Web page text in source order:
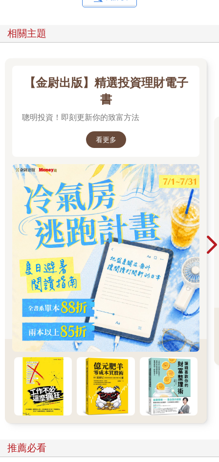
我們人類早已忘記經濟活動是受惠於自然環境才得以成形，毫無
由於我們的生活與環境息息相關，所以若是繼續對環境造成負
」代表的「社會」到底是什麼意思呢？
ESG的「S」指的是「社會（Social）」，大部分的人都不太知道
「社會」的具體意思是什麼，就這點而言，「S（社會）」或許比
「E（環境）」更難以理解。
ESG的「S（社會）」屬於必須整個社會一起了解與解決的問
動、兒童勞動、性騷擾、職權騷擾這類問題。說得更極端一點，
大部分不屬於環境問題的問題都屬於「S（社會）」的問題。
比方說，世界經濟論壇每年都會發表說明男女不平等程度的性別
落差指數，而日本在G7之中，也屬於極度落後的國家。雖說日本
的性別平等意識逐漸高漲，但從2021年3月發表的排行來看，日本
在156個國家之中為第120名，可見男女之間的落差仍十分明顯。
一如「karoshi（過勞死）」已成為常見的英文單字，這種工作到
死的過度勞動也是日本的一大問題，後遺症之一的自殺也屢屢成
進入2021年之後，美國與其他國家開始將優衣庫（UNIQLO）使
用中國新疆維吾爾自治區生產的棉花視為一大問題，因為許多國
家懷疑身為少數民族的維吾爾民族被中國政府強迫生產棉花，也
造成了嚴重的人權問題。
ESG的「S」指的是思考這類社會問題的對策，以及採取行動。
」的「公司治理」到底是什麼意思呢？
企業最該做的事情就是風險管理
代表「G」的「治理（Governance）」是英文「Govern」這個動
詞的名詞型，意思是「統治、治理、管理」，也常以「集團、組
織的統治、治理、管理」的意思來使用，而ESG的「G」則通常
是指「公司治理（corporate governance）」的意思，以「治理良
好」或「治理失靈」這類說法來形容公司的營運狀況。
這個詞彙之所以受到矚目，是因為企業醜聞屢屢躍上新聞版面。
比方說，簡保生命保險不當銷售保單的行為，或是駿河銀行對房
地產投資計畫的不當放款，都是治理不當的組織醜聞，而這些醜
公司雖然被日本的金管會處罰，禁止從事部分業務，但失去社會
大眾信任這件事已讓他們付出極大的經營成本。
相關主題
【金尉出版】精選投資理財電子
書
聰明投資！即刻更新你的致富方法
看更多
推薦必看